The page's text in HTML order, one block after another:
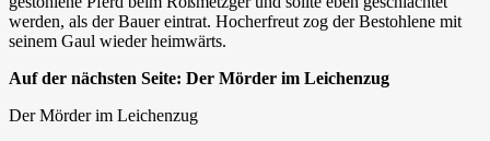
werden, als der Bauer eintrat. Hocherfreut zog der Bestohlene mit
seinem Gaul wieder heimwärts.
Auf der nächsten Seite: Der Mörder im Leichenzug
Der Mörder im Leichenzug